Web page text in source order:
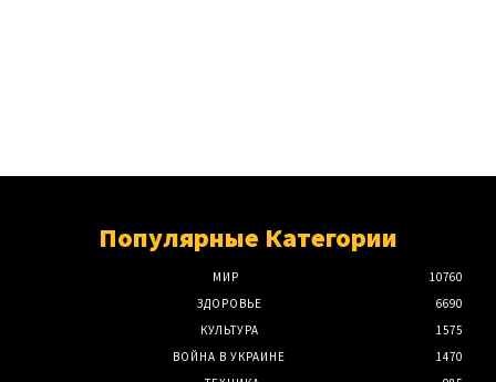
Популярные Категории
МИР
10760
ЗДОРОВЬЕ
6690
КУЛЬТУРА
1575
ВОЙНА В УКРАИНЕ
1470